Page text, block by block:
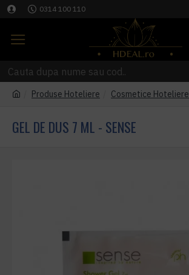
0314 100 110
Produse Hoteliere Cosmetice Hoteliere
GEL DE DUS 7 ML - SENSE